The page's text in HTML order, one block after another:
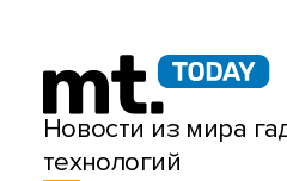
Новости из мира
технологий